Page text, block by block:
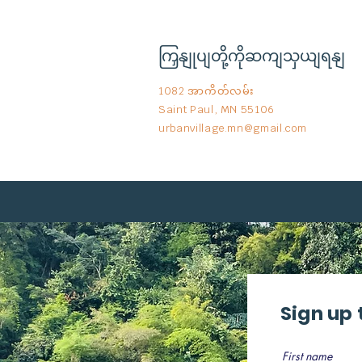
ကြှနျုပျတို့ကိုဆကျသှယျရနျ
1082 အာကိတ်လမ်း
Saint Paul, MN 55106
urbanvillage.mn@gmail.com
Sign
First name